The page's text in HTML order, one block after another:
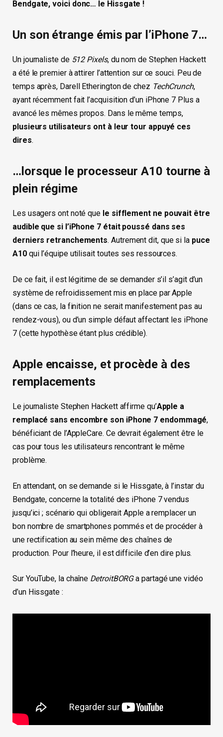
Bendgate, voici donc… le Hissgate !
Un son étrange émis par l’iPhone 7…
Un journaliste de 512 Pixels, du nom de Stephen Hackett
a été le premier à attirer l’attention sur ce souci. Peu de
temps après, Darell Etherington de chez TechCrunch,
ayant récemment fait l’acquisition d’un iPhone 7 Plus a
avancé les mêmes propos. Dans le même temps,
plusieurs utilisateurs ont à leur tour appuyé ces
dires.
…lorsque le processeur A10 tourne à
plein régime
Les usagers ont noté que le sifflement ne pouvait être
audible que si l’iPhone 7 était poussé dans ses
derniers retranchements. Autrement dit, que si la puce
A10qui l’équipe utilisait toutes ses ressources.
De ce fait, il est légitime de se demander s’il s’agit d’un
système de refroidissement mis en place par Apple
(dans ce cas, la finition ne serait manifestement pas au
rendez-vous), ou d’un simple défaut affectant les iPhone
7 (cette hypothèse étant plus crédible).
Apple encaisse, et procède à des
remplacements
Le journaliste Stephen Hackett affirme qu’Apple a
remplacé sans encombre son iPhone 7 endommagé,
bénéficiant de l’AppleCare. Ce devrait également être le
cas pour tous les utilisateurs rencontrant le même
problème.
En attendant, on se demande si le Hissgate, à l’instar du
Bendgate, concerne la totalité des iPhone 7 vendus
jusqu’ici ; scénario qui obligerait Apple a remplacer un
bon nombre de smartphones pommés et de procéder à
une rectification au sein même des chaînes de
production. Pour l’heure, il est difficile d’en dire plus.
Sur YouTube, la chaîne DetroitBORGa partagé une vidéo
d’un Hissgate :